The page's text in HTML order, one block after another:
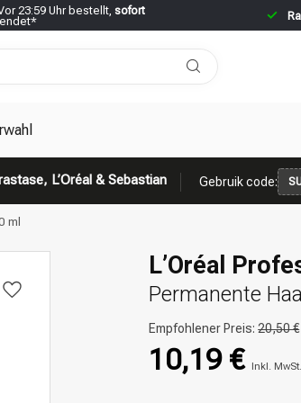
23:59 Uhr bestellt, sofort
L’Oréal & Sebastian Gebruik code:
ml
L’Oréal
Permanente
Empfohlener Preis:20,50 €
10,19 € Inkl. MwSt.